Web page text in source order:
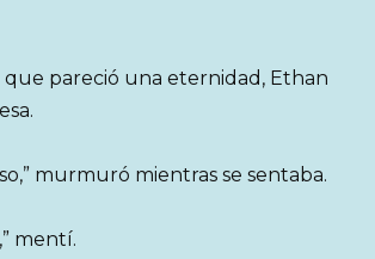
que pareció una eternidad, Ethan
murmuró mientras se sentaba.
mentí.